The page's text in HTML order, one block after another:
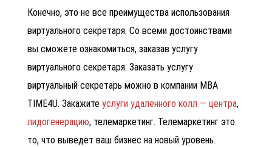
Конечно, это не все преимущества использования
виртуального секретаря. Со всеми достоинствами
вы сможете ознакомиться, заказав услугу
виртуального секретаря. Заказать услугу
виртуальный секретарь можно в компании MBA
TIME4U. Закажите услуги удаленного колл — центра,
лидогенерацию, телемаркетинг. Телемаркетинг это
то, что выведет ваш бизнес на новый уровень.